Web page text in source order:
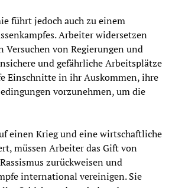
führt jedoch auch zu einem
Arbeiter widersetzen
Versuchen von Regierungen und
und gefährliche Arbeitsplätze
Einschnitte in ihr Auskommen, ihre
vorzunehmen, um die
einen Krieg und eine wirtschaftliche
müssen Arbeiter das Gift von
zurückweisen und
international vereinigen. Sie